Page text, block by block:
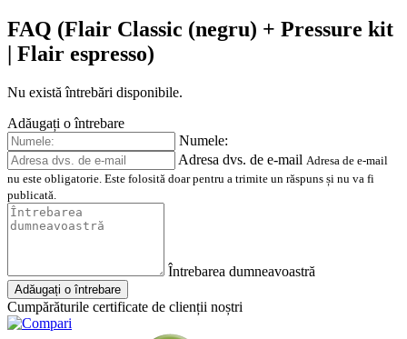
FAQ (Flair Classic (negru) + Pressure kit
| Flair espresso)
Nu există întrebări disponibile.
Adăugați o întrebare
Numele:
Adresa dvs. de e-mail Adresa de e-mail
nu este obligatorie. Este folosită doar pentru a trimite un răspuns și nu va fi
publicată.
Întrebarea dumneavoastră
Adăugați o întrebare
Cumpărăturile certificate de clienții noștri